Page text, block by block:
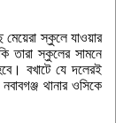
স্কুলে যাওয়ার
তারা স্কুলের সামনে
বখাটে যে দলেরই
থানার ওসিকে